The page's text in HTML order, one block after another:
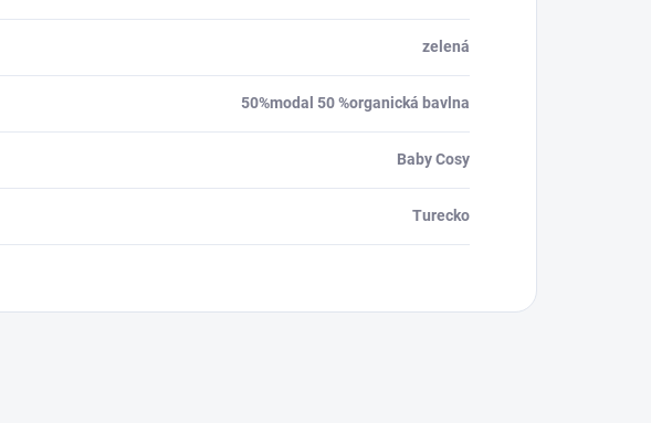
zelená
50%modal 50 %organická bavlna
Baby Cosy
Turecko